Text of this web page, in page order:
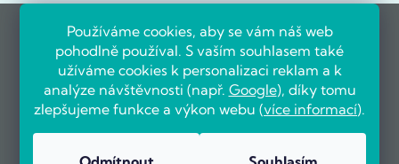
Používáme cookies, aby se vám náš web
pohodlně používal. S vaším souhlasem také
užíváme cookies k personalizaci reklam a k
analýze návštěvnosti (např. Google), díky tomu
zlepšujeme funkce a výkon webu (více informací).